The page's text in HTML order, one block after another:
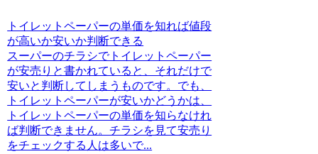
トイレットペーパーの単価を知れば値段
が高いか安いか判断できる
スーパーのチラシでトイレットペーパー
が安売りと書かれていると、それだけで
安いと判断してしまうものです。でも、
トイレットペーパーが安いかどうかは、
トイレットペーパーの単価を知らなけれ
ば判断できません。チラシを見て安売り
をチェックする人は多いで...